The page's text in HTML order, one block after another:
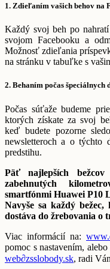
1. Zdieľaním vašich behov na
Každý svoj beh po
svojom Facebooku a
Možnosť zdieľania
na stránku v tabuľke s
2. Behaním počas špeciálnych
Počas súťaže budeme
ktorých získate za svoj
keď budete pozorne
newsletteroch a o týchto
predstihu.
Päť najlepších
zabehnutých
smartfónmi Huawei P10
Navyše sa každý
dostáva do žrebovania o
Viac informácií na:
pomoc s nastavením,
web∂zsslobody.sk, radi